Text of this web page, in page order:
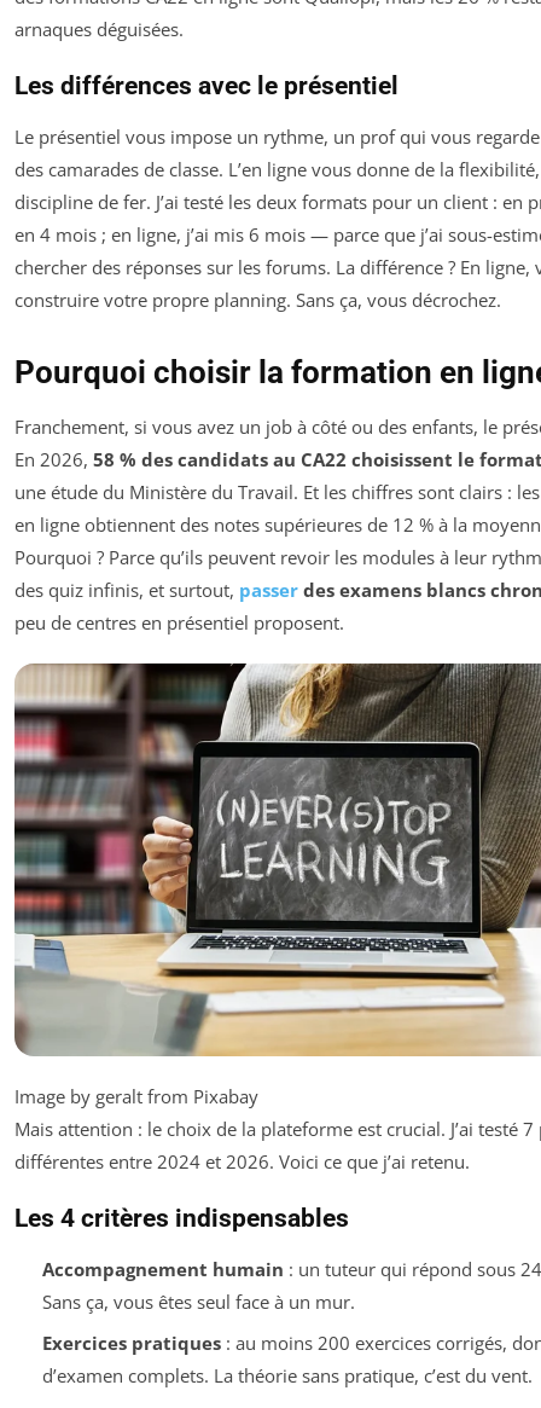
arnaques déguisées.
Les différences avec le présentiel
Le présentiel vous impose un rythme, un prof qui vous
des camarades de classe. L’en ligne vous donne de la
discipline de fer. J’ai testé les deux formats pour un client : en
en 4 mois ; en ligne, j’ai mis 6 mois — parce que j’ai sous-
chercher des réponses sur les forums. La différence ? En ligne,
construire votre propre planning. Sans ça, vous décrochez.
Pourquoi choisir la formation en
Franchement, si vous avez un job à côté ou des enfants, le
En 2026, 58 % des candidats au CA22 choisissent le
une étude du Ministère du Travail. Et les chiffres sont clairs :
en ligne obtiennent des notes supérieures de 12 % à la
Pourquoi ? Parce qu’ils peuvent revoir les modules à leur
des quiz infinis, et surtout, passer des examens blancs
peu de centres en présentiel proposent.
Image by geralt from Pixabay
Mais attention : le choix de la plateforme est crucial. J’ai testé
différentes entre 2024 et 2026. Voici ce que j’ai retenu.
Les 4 critères indispensables
Accompagnement humain : un tuteur qui répond sous
Sans ça, vous êtes seul face à un mur.
Exercices pratiques: au moins 200 exercices corrigés,
d’examen complets. La théorie sans pratique, c’est du vent.